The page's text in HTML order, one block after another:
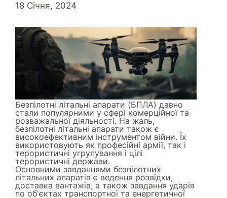
18 Січня, 2024
Безпілотні літальні апарати (БПЛА) давно
стали популярними у сфері комерційної та
розважальної діяльності. На жаль,
безпілотні літальні апарати також є
високоефективним інструментом війни. Їх
використовують як професійні армії, так і
терористичні угрупування і цілі
терористичні держави.
Основними завданнями безпілотних
літальних апаратів є ведення розвідки,
доставка вантажів, а також завдання ударів
по об'єктах транспортної та енергетичної